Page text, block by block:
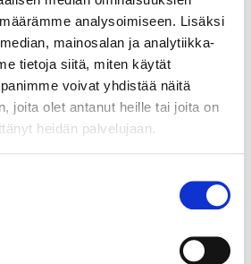
analysoimiseen. Lisäksi
mainosalan ja analytiikka-
tietoja siitä, miten käytät
voivat yhdistää näitä
joita olet antanut heille tai joita on
heidän palvelujaan.